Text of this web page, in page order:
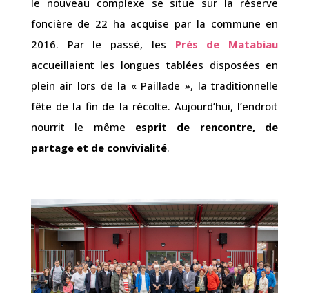
foncière de 22 ha acquise par la commune en
2016. Par le passé, les Prés de Matabiau
accueillaient les longues tablées disposées en
plein air lors de la « Paillade », la traditionnelle
fête de la fin de la récolte. Aujourd’hui, l’endroit
nourrit le même esprit de rencontre, de
partage et de convivialité.